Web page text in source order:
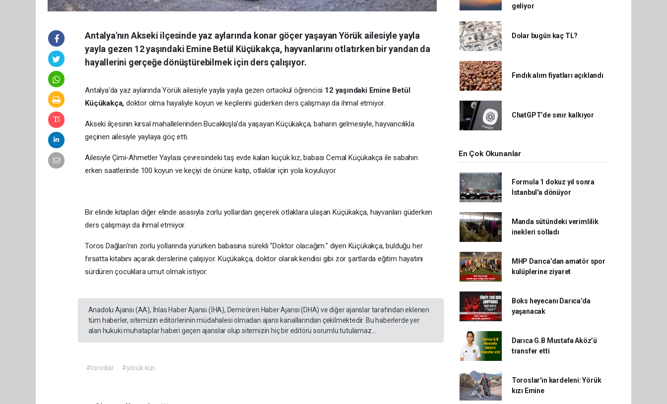
Antalya'nın Akseki ilçesinde yaz aylarında konar göçer yaşayan Yörük ailesiyle yayla
yayla gezen 12 yaşındaki Emine Betül Küçükakça, hayvanlarını otlatırken bir yandan da
hayallerini gerçeğe dönüştürebilmek için ders çalışıyor.
Antalya'da yaz aylarında Yörük ailesiyle yayla yayla gezen ortaokul öğrencisi 12 yaşındaki Emine Betül
Küçükakça, doktor olma hayaliyle koyun ve keçilerini güderken ders çalışmayı da ihmal etmiyor.
Akseki ilçesinin kırsal mahallelerinden Bucakkışla'da yaşayan Küçükakça, baharın gelmesiyle, hayvancılıkla
geçinen ailesiyle yaylaya göç etti.
Ailesiyle Çimi-Ahmetler Yaylası çevresindeki taş evde kalan küçük kız, babası Cemal Küçükakça ile sabahın
erken saatlerinde 100 koyun ve keçiyi de önüne katıp, otlaklar için yola koyuluyor.
Bir elinde kitapları diğer elinde asasıyla zorlu yollardan geçerek otlaklara ulaşan Küçükakça, hayvanları güderken
ders çalışmayı da ihmal etmiyor.
Toros Dağları'nın zorlu yollarında yürürken babasına sürekli "Doktor olacağım." diyen Küçükakça, bulduğu her
fırsatta kitabını açarak derslerine çalışıyor. Küçükakça, doktor olarak kendisi gibi zor şartlarda eğitim hayatını
sürdüren çocuklara umut olmak istiyor.
Anadolu Ajansı (AA), İhlas Haber Ajansı (İHA), Demirören Haber Ajansı (DHA) ve diğer ajanslar tarafından eklenen
tüm haberler, sitemizin editörlerinin müdahalesi olmadan ajans kanallarından çekilmektedir. Bu haberlerde yer
alan hukuki muhataplar haberi geçen ajanslar olup sitemizin hiç bir editörü sorumlu tutulamaz...
#toroslar #yörük kızı
geliyor
Dolar bugün kaç TL?
Fındık alım fiyatları açıklandı
ChatGPT’de sınır kalkıyor
En Çok Okunanlar
Formula 1 dokuz yıl sonra
İstanbul'a dönüyor
Manda sütündeki verimlilik
inekleri solladı
MHP Darıca’dan amatör spor
kulüplerine ziyaret
Boks heyecanı Darıca’da
yaşanacak
Darıca G.B Mustafa Aköz’ü
transfer etti
Toroslar'ın kardeleni: Yörük
kızı Emine